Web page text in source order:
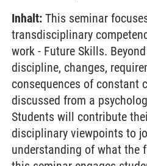
Inhalt: This seminar
transdisciplinary
work - Future Skills.
discipline, changes,
consequences of constant
discussed from a
Students will contribute
disciplinary viewpoints to
understanding of what the